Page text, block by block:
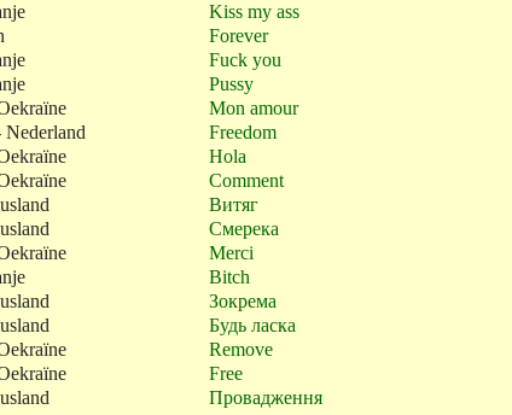
Kiss my ass
Forever
Fuck you
Pussy
Mon amour
Nederland Freedom
Hola
Comment
Витяг
Смерека
Merci
Bitch
Зокрема
Будь ласка
Remove
Free
Провадження